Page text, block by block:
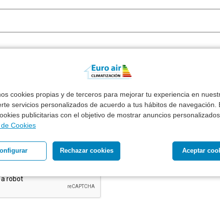
cookies propias y de terceros para mejorar tu experiencia en
servicios personalizados de acuerdo a tus hábitos de navegación.
publicitarias con el objetivo de mostrar anuncios
Cookies
Aceptar
Rechazar cookies
presupuesto de productos similares en otras marcas.
planteada *